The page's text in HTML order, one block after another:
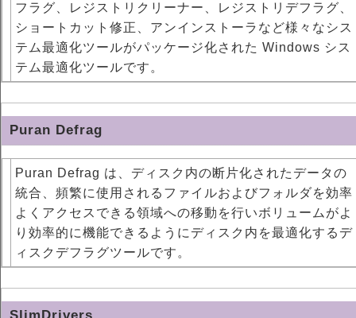
フラグ、レジストリクリーナー、レジストリデフラグ、
ショートカット修正、アンインストーラなど様々なシス
テム最適化ツールがパッケージ化された Windows シス
テム最適化ツールです。
Puran Defrag
Puran Defrag は、ディスク内の断片化されたデータの
統合、頻繁に使用されるファイルおよびフォルダを効率
よくアクセスできる領域への移動を行いボリュームがよ
り効率的に機能できるようにディスク内を最適化するデ
ィスクデフラグツールです。